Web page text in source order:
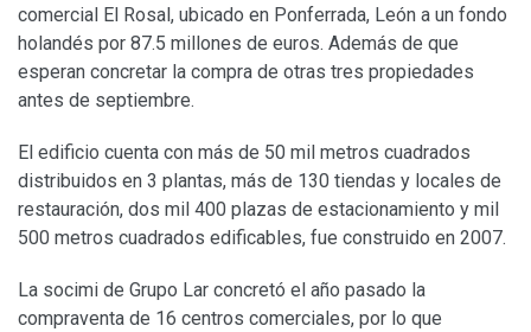
comercial El Rosal, ubicado en Ponferrada, León a un fondo
holandés por 87.5 millones de euros. Además de que
esperan concretar la compra de otras tres propiedades
antes de septiembre.
El edificio cuenta con más de 50 mil metros cuadrados
distribuidos en 3 plantas, más de 130 tiendas y locales de
restauración, dos mil 400 plazas de estacionamiento y mil
500 metros cuadrados edificables, fue construido en 2007.
La socimi de Grupo Lar concretó el año pasado la
compraventa de 16 centros comerciales, por lo que